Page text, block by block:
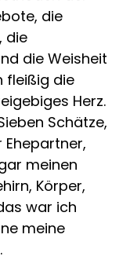
die
die
die Weisheit
fleißig die
Herz.
Schätze,
meinen
Körper,
war ich
meine